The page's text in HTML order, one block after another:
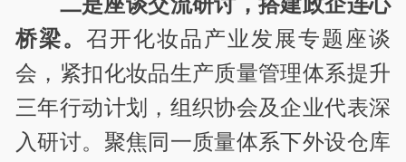
桥梁。召开化妆品产业发展专题座谈
会，紧扣化妆品生产质量管理体系提升
三年行动计划，组织协会及企业代表深
入研讨。聚焦同一质量体系下外设仓库